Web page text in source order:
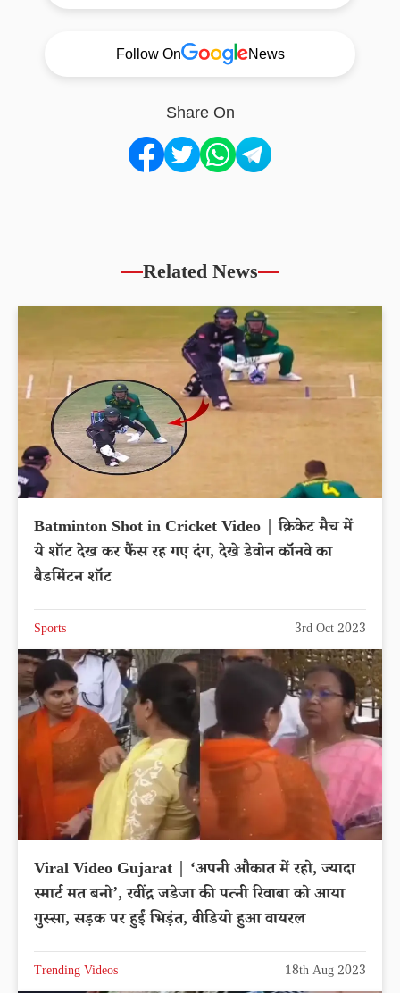
Follow On News
Share On
Related News
Batminton Shot in Cricket Video | क्रिकेट मैच में
ये शॉट देख कर फैंस रह गए दंग, देखे डेवोन कॉनवे का
बैडमिंटन शॉट
Sports 3rd Oct 2023
Viral Video Gujarat | ‘अपनी औकात में रहो, ज्यादा
स्मार्ट मत बनो’, रवींद्र जडेजा की पत्नी रिवाबा को आया
गुस्सा, सड़क पर हुईं भिड़ंत, वीडियो हुआ वायरल
Trending Videos 18th Aug 2023